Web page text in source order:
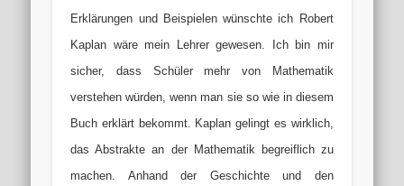
Erklärungen und Beispielen wünschte ich Robert
Kaplan wäre mein Lehrer gewesen. Ich bin mir
sicher, dass Schüler mehr von Mathematik
verstehen würden, wenn man sie so wie in diesem
Buch erklärt bekommt. Kaplan gelingt es wirklich,
das Abstrakte an der Mathematik begreiflich zu
machen. Anhand der Geschichte und den